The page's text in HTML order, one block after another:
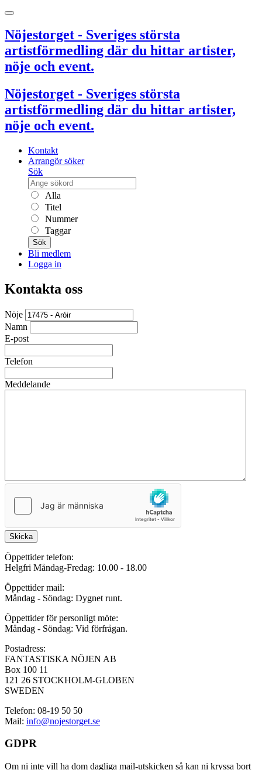
Nöjestorget - Sveriges största
artistförmedling där du hittar artister,
nöje och event.
Nöjestorget - Sveriges största
artistförmedling där du hittar artister,
nöje och event.
Kontakt
Arrangör söker
Sök
Alla
Titel
Nummer
Taggar
Sök
Bli medlem
Logga in
Kontakta oss
Nöje
Namn
E-post
Telefon
Meddelande
Skicka
Öppettider telefon:
Helgfri Måndag-Fredag: 10.00 - 18.00
Öppettider mail:
Måndag - Söndag: Dygnet runt.
Öppettider för personligt möte:
Måndag - Söndag: Vid förfrågan.
Postadress:
FANTASTISKA NÖJEN AB
Box 100 11
121 26 STOCKHOLM-GLOBEN
SWEDEN
Telefon: 08-19 50 50
Mail: info@nojestorget.se
GDPR
Om ni inte vill ha dom dagliga mail-utskicken så kan ni kryssa bort